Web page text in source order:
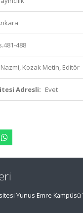
488
Kozak Metin, Editör
Adresli: Evet
Yunus Emre Kampüsü